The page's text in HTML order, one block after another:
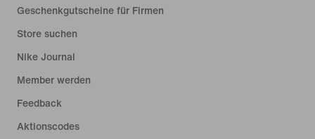
Geschenkgutscheine für Firmen
Store suchen
Nike Journal
Member werden
Feedback
Aktionscodes